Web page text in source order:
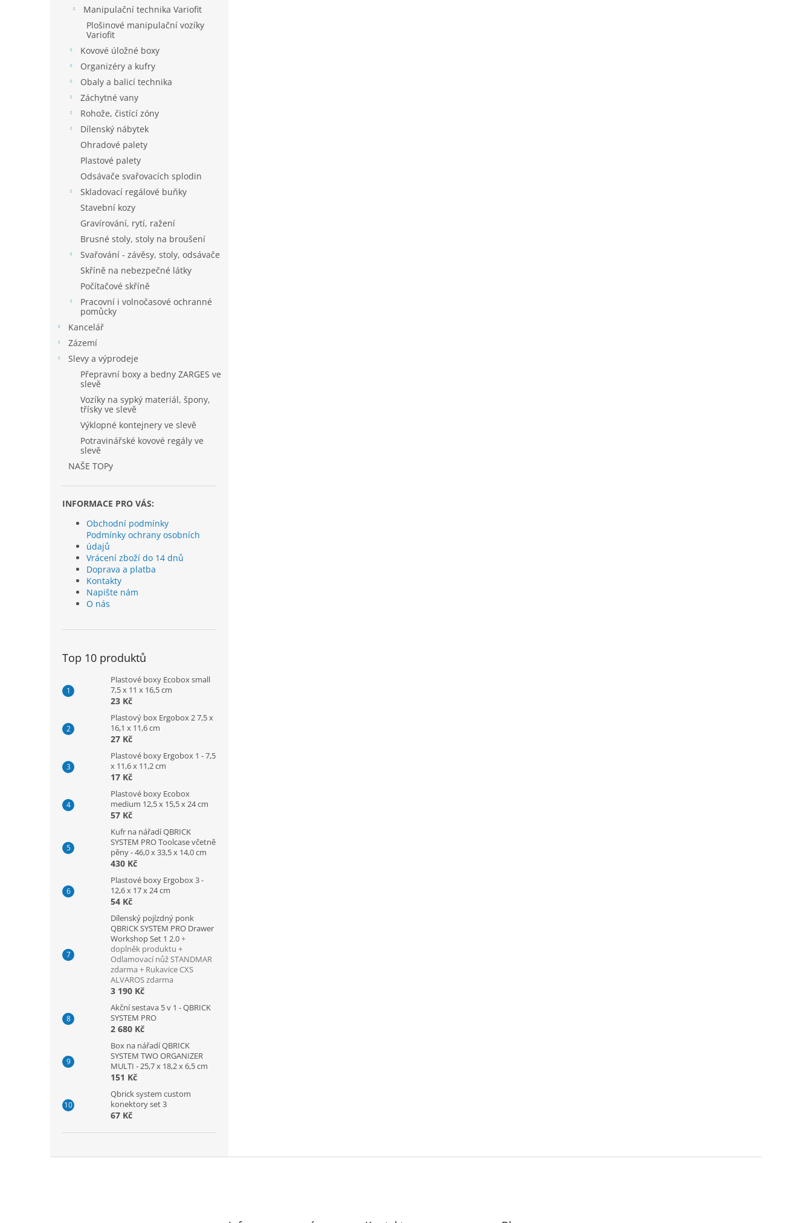
Manipulační technika Variofit
Plošinové manipulační vozíky
Variofit
Kovové úložné boxy
Organizéry a kufry
Obaly a balicí technika
Záchytné vany
Rohože, čistící zóny
Dílenský nábytek
Ohradové palety
Plastové palety
Odsávače svařovacích splodin
Skladovací regálové buňky
Stavební kozy
Gravírování, rytí, ražení
Brusné stoly, stoly na broušení
Svařování - závěsy, stoly, odsávače
Skříně na nebezpečné látky
Počítačové skříně
Pracovní i volnočasové ochranné
pomůcky
Kancelář
Zázemí
Slevy a výprodeje
Přepravní boxy a bedny ZARGES ve
slevě
Vozíky na sypký materiál, špony,
třísky ve slevě
Výklopné kontejnery ve slevě
Potravinářské kovové regály ve
slevě
NAŠE TOPy
INFORMACE PRO VÁS:
Obchodní podmínky
Podmínky ochrany osobních
údajů
Vrácení zboží do 14 dnů
Doprava a platba
Kontakty
Napište nám
O nás
Top 10 produktů
Plastové boxy Ecobox small
7,5 x 11 x 16,5 cm
23 Kč
Plastový box Ergobox 2 7,5 x
16,1 x 11,6 cm
27 Kč
Plastové boxy Ergobox 1 - 7,5
x 11,6 x 11,2 cm
17 Kč
Plastové boxy Ecobox
medium 12,5 x 15,5 x 24 cm
57 Kč
Kufr na nářadí QBRICK
SYSTEM PRO Toolcase včetně
pěny - 46,0 x 33,5 x 14,0 cm
430 Kč
Plastové boxy Ergobox 3 -
12,6 x 17 x 24 cm
54 Kč
Dílenský pojízdný ponk
QBRICK SYSTEM PRO Drawer
Workshop Set 1 2.0+
doplněk produktu +
Odlamovací nůž STANDMAR
zdarma + Rukavice CXS
ALVAROS zdarma
3 190 Kč
Akční sestava 5 v 1 - QBRICK
SYSTEM PRO
2 680 Kč
Box na nářadí QBRICK
SYSTEM TWO ORGANIZER
MULTI - 25,7 x 18,2 x 6,5 cm
151 Kč
Qbrick system custom
konektory set 3
67 Kč